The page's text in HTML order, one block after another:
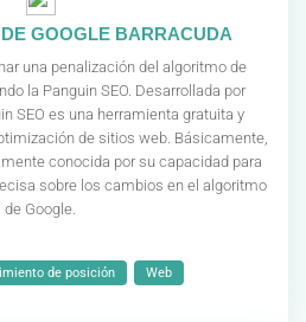
GOOGLE BARRACUDA
una penalización del algoritmo de
la Panguin SEO. Desarrollada por
SEO es una herramienta gratuita y
de sitios web. Básicamente,
conocida por su capacidad para
sobre los cambios en el algoritmo
de Google.
de posición Web